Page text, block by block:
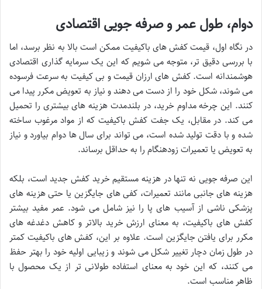
دوام، طول عمر و صرفه جویی اقتصادی
در نگاه اول، قیمت کفش های باکیفیت ممکن است بالا به نظر برسد، اما
با بررسی دقیق تر، متوجه می شویم که این یک سرمایه گذاری اقتصادی
هوشمندانه است. کفش های ارزان قیمت و بی کیفیت به سرعت فرسوده
می شوند، شکل خود را از دست می دهند و نیاز به تعویض مکرر پیدا می
کنند. این چرخه مداوم خرید، در بلندمدت هزینه های بیشتری را تحمیل
می کند. در مقابل، یک جفت کفش باکیفیت که از مواد مرغوب ساخته
شده و با دقت تولید شده است، می تواند برای سال ها دوام بیاورد و نیاز
به تعویض یا تعمیرات زودهنگام را به حداقل برساند.
این صرفه جویی نه تنها در هزینه مستقیم خرید کفش جدید است، بلکه
هزینه های جانبی مانند تعمیرات، کفی های جایگزین یا حتی هزینه های
پزشکی ناشی از آسیب های پا را نیز شامل می شود. عمر مفید بیشتر
کفش های باکیفیت، به معنای ارزش خرید بالاتر و کاهش دغدغه های
مکرر برای یافتن جایگزین است. علاوه بر این، کفش های باکیفیت کمتر
در طول زمان دچار تغییر شکل می شوند و زیبایی اولیه خود را بهتر حفظ
می کنند، که این خود به معنای استفاده طولانی تر از یک محصول با
ظاهر مناسب است.